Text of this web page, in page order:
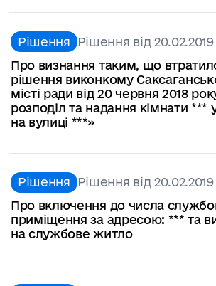
Рішення Рішення від
Про визнання таким, що
рішення виконкому
місті ради від 20 червня 2018
розподіл та надання кімнати ***
на вулиці ***»
Рішення Рішення від
Про включення до числа
приміщення за адресою: *** та
на службове житло